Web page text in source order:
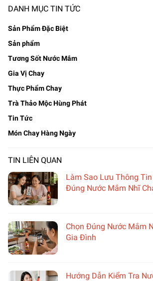
DANH MỤC TIN TỨC
Sản Phẩm Đặc Biệt
Sản phẩm
Tương Sốt Nước Mắm
Gia Vị Chay
Thực Phẩm Chay
Trà Thảo Mộc Hùng Phát
Tin Tức
Món Chay Hàng Ngày
TIN LIÊN QUAN
Làm Sao Lưu Thông
Đúng Nước Mắm Nhĩ
Chọn Đúng Nước Mắm
Gia Đình
Hướng Dẫn Kiểm Tra